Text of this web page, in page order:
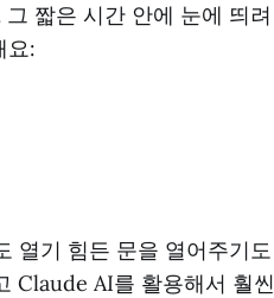
짧은 시간 안에 눈에 띄려
요:
열기 힘든 문을 열어주기도
Claude AI를 활용해서 훨씬